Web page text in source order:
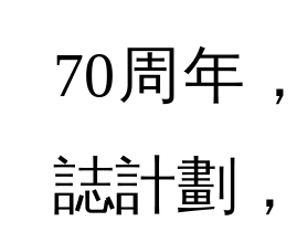
70周年
誌計劃